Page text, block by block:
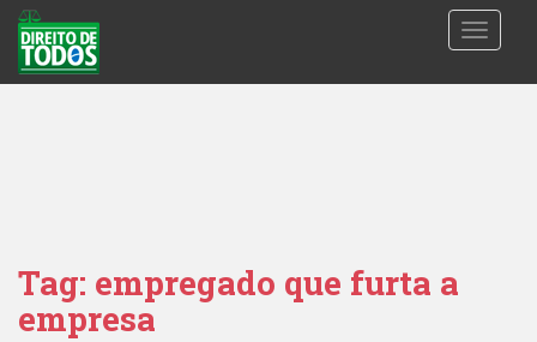
Tag: empregado que furta a
empresa